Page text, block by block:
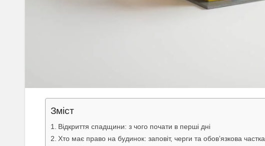
Зміст
Відкриття спадщини: з чого почати в перші дні
Хто має право на будинок: заповіт, черги та обов’язкова частка